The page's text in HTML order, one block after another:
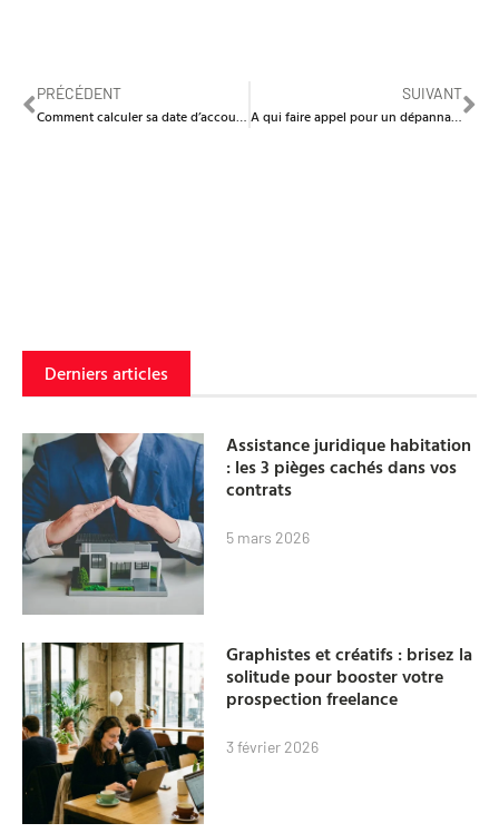
PRÉCÉDENT
Comment calculer sa date d’accouchement avec précision ?
SUIVANT
A qui faire appel pour un dépannage de chauffe-eau ?
Derniers articles
Assistance juridique habitation
: les 3 pièges cachés dans vos
contrats
5 mars 2026
Graphistes et créatifs : brisez la
solitude pour booster votre
prospection freelance
3 février 2026